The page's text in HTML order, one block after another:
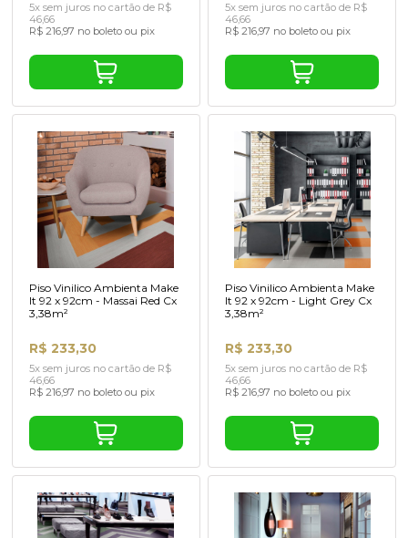
5x sem juros no cartão de R$
46,66
R$ 216,97 no boleto ou pix
5x sem juros no cartão de R$
46,66
R$ 216,97 no boleto ou pix
Piso Vinilico Ambienta Make
It 92 x 92cm - Massai Red Cx
3,38m²
R$ 233,30
5x sem juros no cartão de R$
46,66
R$ 216,97 no boleto ou pix
Piso Vinilico Ambienta Make
It 92 x 92cm - Light Grey Cx
3,38m²
R$ 233,30
5x sem juros no cartão de R$
46,66
R$ 216,97 no boleto ou pix